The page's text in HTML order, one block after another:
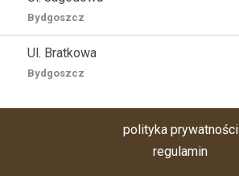
Bydgoszcz
Ul. Bratkowa
Bydgoszcz
polityka prywatności
regulamin